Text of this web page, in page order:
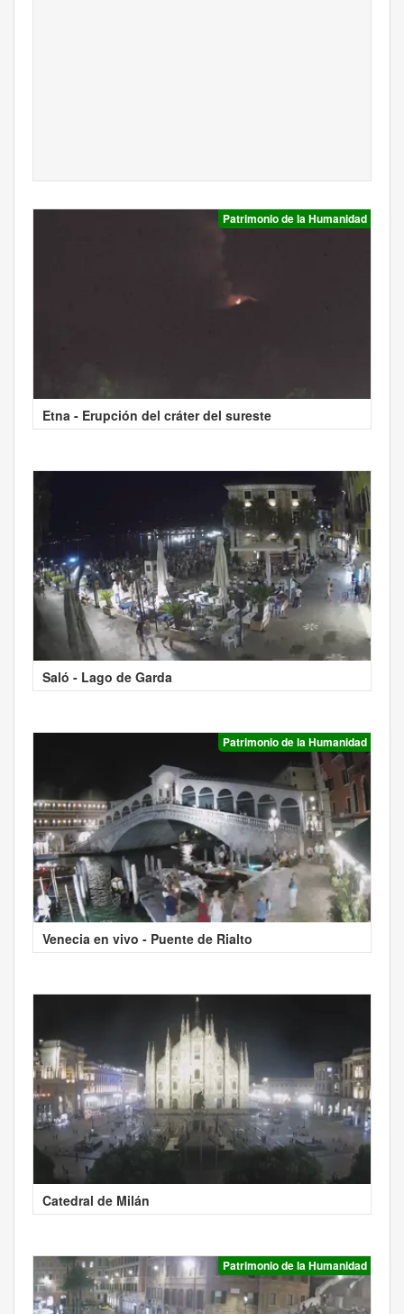
Patrimonio de la Humanidad
Etna - Erupción del cráter del sureste
Saló - Lago de Garda
Patrimonio de la Humanidad
Venecia en vivo - Puente de Rialto
Catedral de Milán
Patrimonio de la Humanidad